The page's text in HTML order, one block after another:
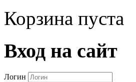
Корзина пуста
Вход на сайт
Логин